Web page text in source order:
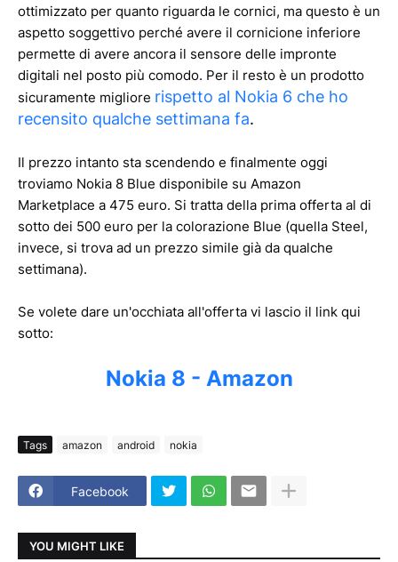
ottimizzato per quanto riguarda le cornici, ma questo è un
aspetto soggettivo perché avere il cornicione inferiore
permette di avere ancora il sensore delle impronte
digitali nel posto più comodo. Per il resto è un prodotto
sicuramente migliore rispetto al Nokia 6 che ho
recensito qualche settimana fa.
Il prezzo intanto sta scendendo e finalmente oggi
troviamo Nokia 8 Blue disponibile su Amazon
Marketplace a 475 euro. Si tratta della prima offerta al di
sotto dei 500 euro per la colorazione Blue (quella Steel,
invece, si trova ad un prezzo simile già da qualche
settimana).
Se volete dare un'occhiata all'offerta vi lascio il link qui
sotto:
Nokia 8 - Amazon
Tags amazon android nokia
Facebook
YOU MIGHT LIKE